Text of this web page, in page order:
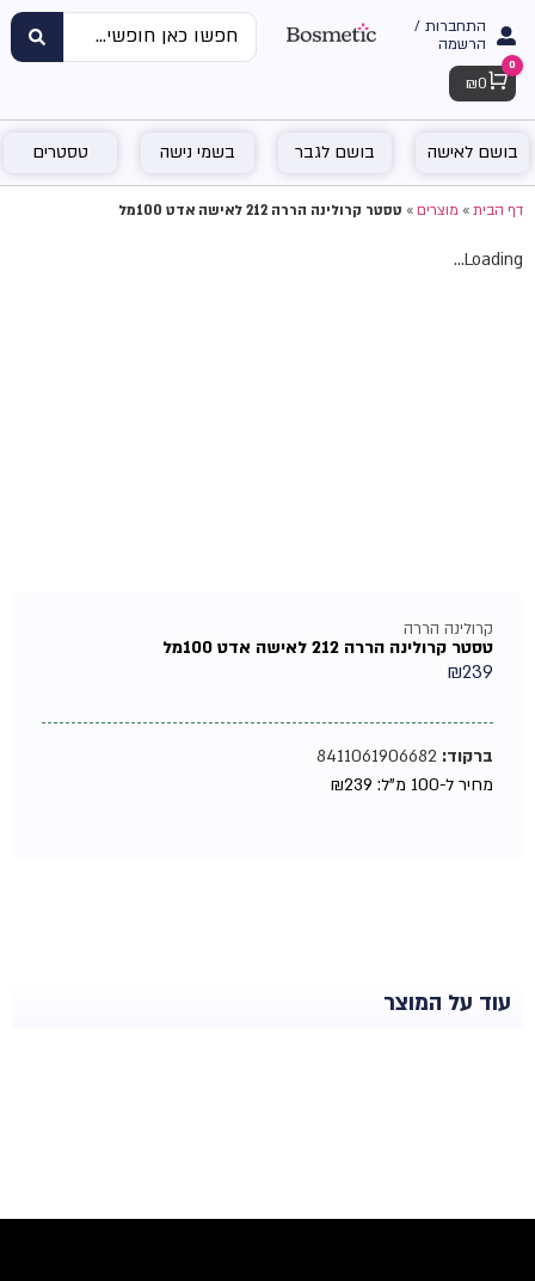
התחברות /
הרשמה
Cart
0
₪ 0
בושם לאישה בושם לגבר בשמי נישה טסטרים
דף הבית»מוצרים»טסטר קרולינה הררה 212 לאישה אדט 100מל
Loading...
קרולינה הררה
טסטר קרולינה הררה 212 לאישה אדט 100מל
₪239
ברקוד:8411061906682
מחיר ל-100 מ"ל:
₪239
עוד על המוצר